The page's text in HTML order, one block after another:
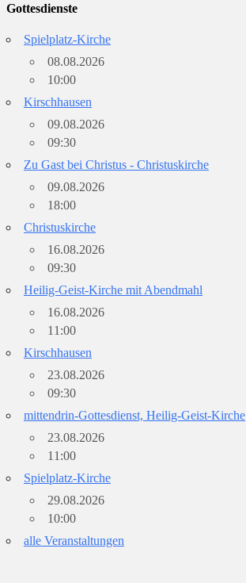
Gottesdienste
Spielplatz-Kirche
08.08.2026
10:00
Kirschhausen
09.08.2026
09:30
Zu Gast bei Christus - Christuskirche
09.08.2026
18:00
Christuskirche
16.08.2026
09:30
Heilig-Geist-Kirche mit Abendmahl
16.08.2026
11:00
Kirschhausen
23.08.2026
09:30
mittendrin-Gottesdienst, Heilig-Geist-Kirche
23.08.2026
11:00
Spielplatz-Kirche
29.08.2026
10:00
alle Veranstaltungen